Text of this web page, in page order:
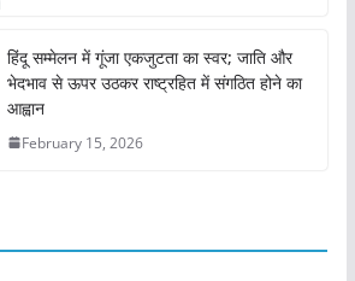
हिंदू सम्मेलन में गूंजा एकजुटता का स्वर; जाति और
भेदभाव से ऊपर उठकर राष्ट्रहित में संगठित होने का
आह्वान
February 15, 2026